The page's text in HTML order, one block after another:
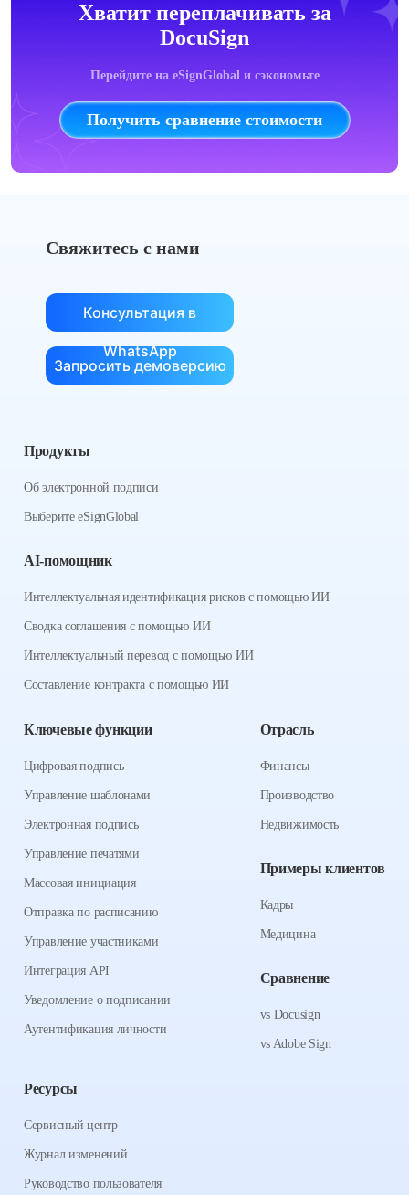
Хватит переплачивать за
DocuSign
Перейдите на eSignGlobal и сэкономьте
Получить сравнение стоимости
Свяжитесь с нами
Консультация в
WhatsApp
Запросить демоверсию
Продукты
Об электронной подписи
Выберите eSignGlobal
AI-помощник
Интеллектуальная идентификация рисков с помощью ИИ
Сводка соглашения с помощью ИИ
Интеллектуальный перевод с помощью ИИ
Составление контракта с помощью ИИ
Ключевые функции
Цифровая подпись
Управление шаблонами
Электронная подпись
Управление печатями
Массовая инициация
Отправка по расписанию
Управление участниками
Интеграция API
Уведомление о подписании
Аутентификация личности
Отрасль
Финансы
Производство
Недвижимость
Примеры клиентов
Кадры
Медицина
Сравнение
vs Docusign
vs Adobe Sign
Ресурсы
Сервисный центр
Журнал изменений
Руководство пользователя